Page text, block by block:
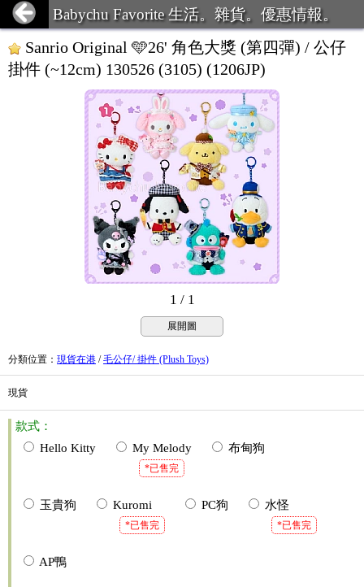
Babychu Favorite 生活。雜貨。優惠情報。
Sanrio Original 🩵26' 角色大獎 (第四彈) / 公仔
掛件 (~12cm) 130526 (3105) (1206JP)
1 / 1
展開圖
分類位置 ： 現貨在港 /毛公仔/ 掛件 (Plush Toys)
現貨
款式：
Hello Kitty
My Melody
*已售完
布甸狗
玉貴狗 Kuromi
*已售完
PC狗 水怪
*已售完
AP鴨